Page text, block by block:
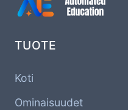
TUOTE
Koti
Ominaisuudet